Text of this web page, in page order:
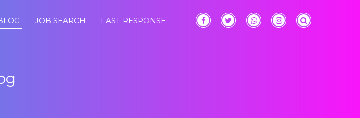
JOB SEARCH FAST RESPONSE